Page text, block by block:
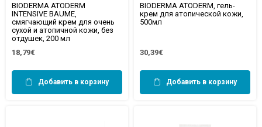
BIODERMA ATODERM
INTENSIVE BAUME,
смягчающий крем для очень
сухой и атопичной кожи, без
отдушек, 200 мл
18,79€
Добавить в корзину
BIODERMA ATODERM, гель-
крем для атопической кожи,
500мл
30,39€
Добавить в корзину